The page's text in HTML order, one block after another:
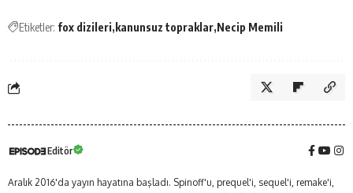
Etiketler: fox dizileri kanunsuz topraklar Necip Memili
Editör
Aralık 2016'da yayın hayatına başladı. Spinoff'u, prequel'i, sequel'i, remake'i,